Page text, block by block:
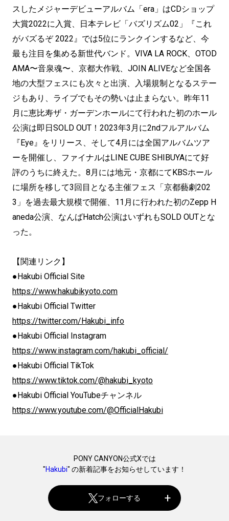
スしたメジャーデビューアルバム「era」はCDショップ
大賞2022に入賞、日本テレビ「バズリズム02」『これ
がバズるぞ 2022』では5位にランクインするなど、今
最も注目を集める新世代バンド。VIVA LA ROCK、OTOD
AMA〜音泉魂〜、京都大作戦、JOIN ALIVEなど全国各
地の大型フェスにも次々と出演、入場規制となるステー
ジもあり、ライブでもその勢いは止まらない。昨年11
月に恵比寿ザ・ガーデンホールにて行われた初のホール
公演は即日SOLD OUT！2023年3月に2ndフルアルバム
『Eye』をリリース、そして4月には全国アルバムツア
ーを開催し、ファイナルはLINE CUBE SHIBUYAにて好
評のうちに終えた。8月には地元・京都にてKBSホール
に場所を移して3回目となる主催フェス「京都藝劇202
3」を過去最大規模で開催、11月に行われた初のZepp H
aneda公演、なんばHatch公演はいずれもSOLD OUTとな
った。
【関連リンク】
●Hakubi Official Site
https://www.hakubikyoto.com
●Hakubi Official Twitter
https://twitter.com/Hakubi_info
●Hakubi Official Instagram
https://www.instagram.com/hakubi_official/
●Hakubi Official TikTok
https://www.tiktok.com/@hakubi_kyoto
●Hakubi Official YouTubeチャンネル
https://www.youtube.com/@OfficialHakubi
PONY CANYON公式Xでは
"Hakubi" の新着記事をお知らせしています！
フォローする